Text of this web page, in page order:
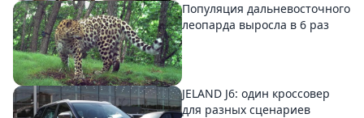
Популяция дальневосточного
леопарда выросла в 6 раз
JELAND J6: один кроссовер
для разных сценариев